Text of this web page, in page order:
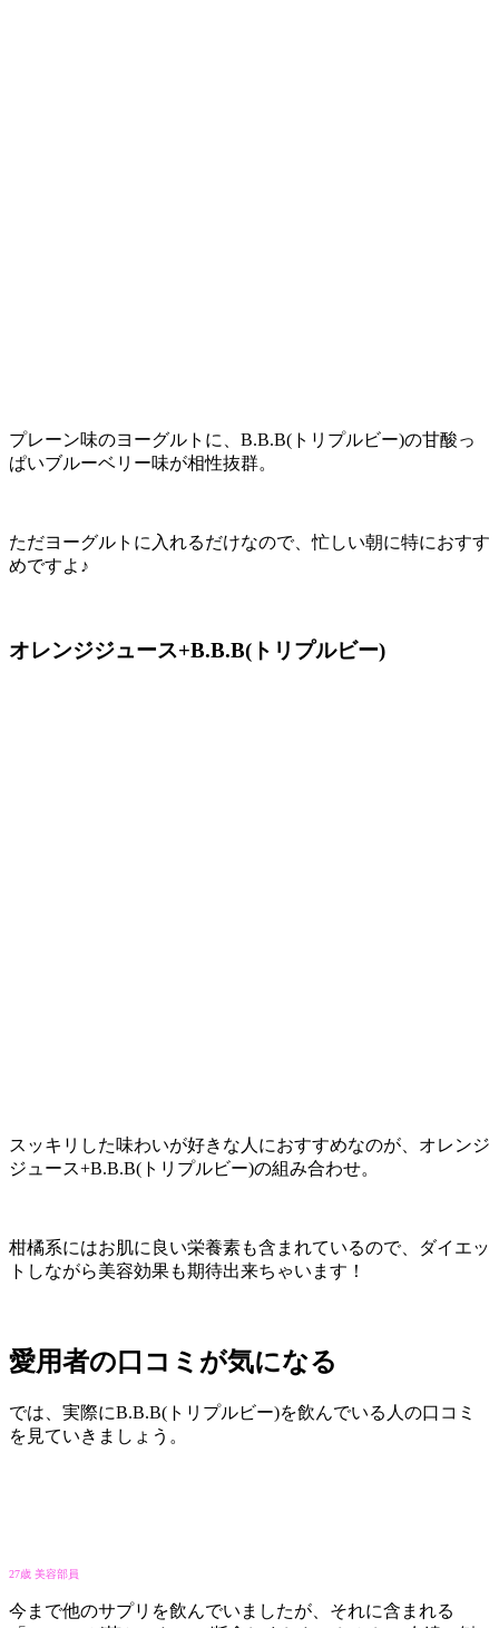
プレーン味のヨーグルトに、B.B.B(トリプルビー)の甘酸っ
ぱいブルーベリー味が相性抜群。
ただヨーグルトに入れるだけなので、忙しい朝に特におすす
めですよ♪
オレンジジュース+B.B.B(トリプルビー)
スッキリした味わいが好きな人におすすめなのが、オレンジ
ジュース+B.B.B(トリプルビー)の組み合わせ。
柑橘系にはお肌に良い栄養素も含まれているので、ダイエッ
トしながら美容効果も期待出来ちゃいます！
愛用者の口コミが気になる
では、実際にB.B.B(トリプルビー)を飲んでいる人の口コミ
を見ていきましょう。
27歳 美容部員
今まで他のサプリを飲んでいましたが、それに含まれる